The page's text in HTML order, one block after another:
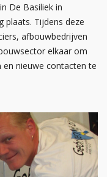
De Basiliek in
plaats. Tijdens deze
afbouwbedrijven
elkaar om
nieuwe contacten te